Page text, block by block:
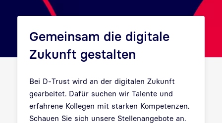
Gemeinsam die digitale
Zukunft gestalten
Bei D-Trust wird an der digitalen Zukunft
gearbeitet. Dafür suchen wir Talente und
erfahrene Kollegen mit starken Kompetenzen.
Schauen Sie sich unsere Stellenangebote an.